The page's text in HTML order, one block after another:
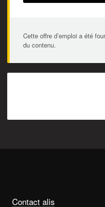
Cette offre d’emploi a été
du contenu.
Contact alis